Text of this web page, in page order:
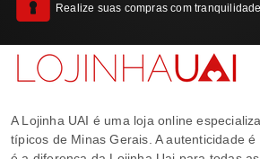
Realize suas compras com
A Lojinha UAI é uma loja online
típicos de Minas Gerais. A autenticidade